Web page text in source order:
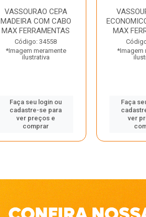
VASSOURAO CEPA
MADEIRA COM CABO
MAX FERRAMENTAS
Código: 34558
*Imagem meramente
ilustrativa
Faça seu login ou
cadastre-se para
ver preços e
comprar
MAX
*Imagem
Faça
ver